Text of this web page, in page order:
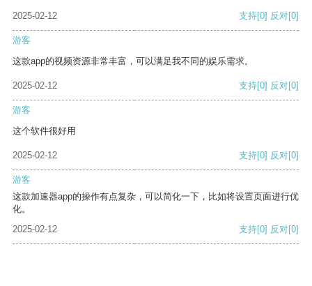
2025-02-12 支持[0] 反对[0]
游客
这款app的视频资源非常丰富，可以满足我不同的娱乐需求。
2025-02-12 支持[0] 反对[0]
游客
这个软件很好用
2025-02-12 支持[0] 反对[0]
游客
这款加速器app的操作有点复杂，可以简化一下，比如将设置页面进行优
化。
2025-02-12
支持[0] 反对[0]